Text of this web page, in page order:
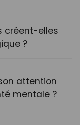
créent-elles
?
attention
mentale ?